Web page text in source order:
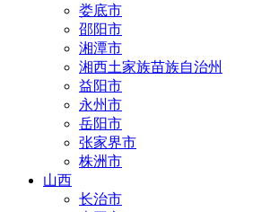
娄底市
邵阳市
湘潭市
湘西土家族苗族自治州
益阳市
永州市
岳阳市
张家界市
株洲市
山西
长治市